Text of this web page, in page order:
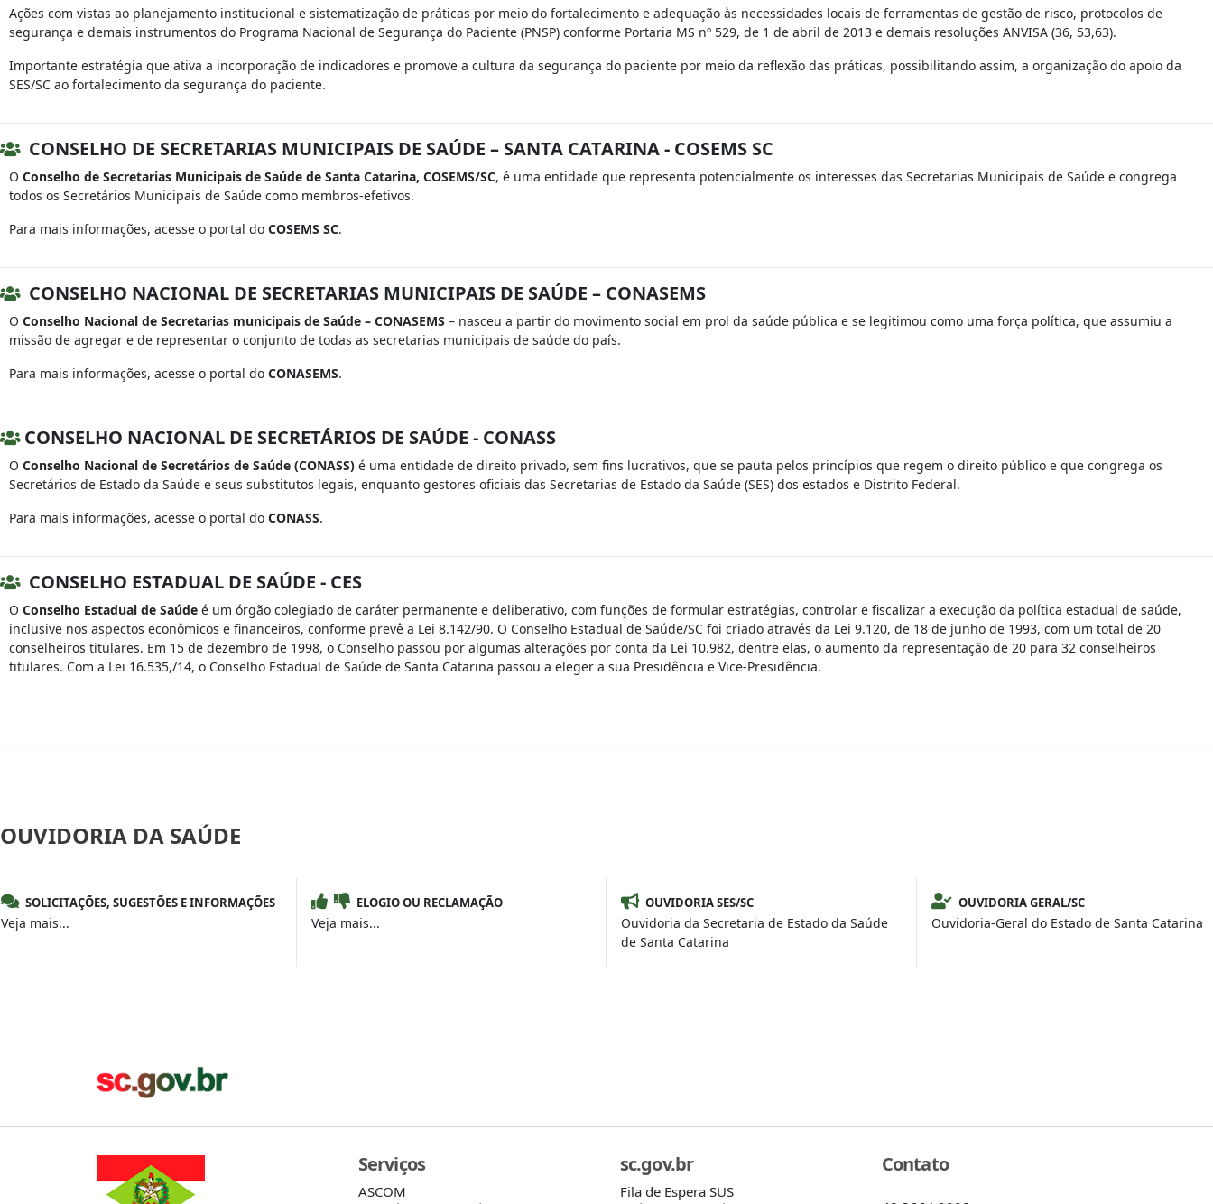
Ações com vistas ao planejamento institucional e sistematização de práticas por meio do fortalecimento e adequação às necessidades locais de ferramentas de gestão de risco, protocolos de
segurança e demais instrumentos do Programa Nacional de Segurança do Paciente (PNSP) conforme Portaria MS nº 529, de 1 de abril de 2013 e demais resoluções ANVISA (36, 53,63).
Importante estratégia que ativa a incorporação de indicadores e promove a cultura da segurança do paciente por meio da reflexão das práticas, possibilitando assim, a organização do apoio da
SES/SC ao fortalecimento da segurança do paciente.
CONSELHO DE SECRETARIAS MUNICIPAIS DE SAÚDE – SANTA CATARINA - COSEMS SC
O Conselho de Secretarias Municipais de Saúde de Santa Catarina, COSEMS/SC, é uma entidade que representa potencialmente os interesses das Secretarias Municipais de Saúde e congrega
todos os Secretários Municipais de Saúde como membros-efetivos.
Para mais informações, acesse o portal do COSEMS SC.
CONSELHO NACIONAL DE SECRETARIAS MUNICIPAIS DE SAÚDE – CONASEMS
O Conselho Nacional de Secretarias municipais de Saúde – CONASEMS – nasceu a partir do movimento social em prol da saúde pública e se legitimou como uma força política, que assumiu a
missão de agregar e de representar o conjunto de todas as secretarias municipais de saúde do país.
Para mais informações, acesse o portal do CONASEMS.
CONSELHO NACIONAL DE SECRETÁRIOS DE SAÚDE - CONASS
O Conselho Nacional de Secretários de Saúde (CONASS) é uma entidade de direito privado, sem fins lucrativos, que se pauta pelos princípios que regem o direito público e que congrega os
Secretários de Estado da Saúde e seus substitutos legais, enquanto gestores oficiais das Secretarias de Estado da Saúde (SES) dos estados e Distrito Federal.
Para mais informações, acesse o portal do CONASS.
CONSELHO ESTADUAL DE SAÚDE - CES
O Conselho Estadual de Saúde é um órgão colegiado de caráter permanente e deliberativo, com funções de formular estratégias, controlar e fiscalizar a execução da política estadual de saúde,
inclusive nos aspectos econômicos e financeiros, conforme prevê a Lei 8.142/90. O Conselho Estadual de Saúde/SC foi criado através da Lei 9.120, de 18 de junho de 1993, com um total de 20
conselheiros titulares. Em 15 de dezembro de 1998, o Conselho passou por algumas alterações por conta da Lei 10.982, dentre elas, o aumento da representação de 20 para 32 conselheiros
titulares. Com a Lei 16.535,/14, o Conselho Estadual de Saúde de Santa Catarina passou a eleger a sua Presidência e Vice-Presidência.
OUVIDORIA DA SAÚDE
SOLICITAÇÕES, SUGESTÕES E INFORMAÇÕES
Veja mais...
ELOGIO OU RECLAMAÇÃO
Veja mais...
OUVIDORIA SES/SC
Ouvidoria da Secretaria de Estado da Saúde
de Santa Catarina
OUVIDORIA GERAL/SC
Ouvidoria-Geral do Estado de Santa Catarina
Serviços
ASCOM
sc.gov.br
Fila de Espera SUS
Contato